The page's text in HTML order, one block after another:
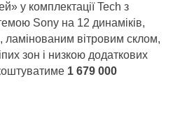
у комплектації Tech з
Sony на 12 динаміків,
вітровим склом,
зон і низкою додаткових
1 679 000